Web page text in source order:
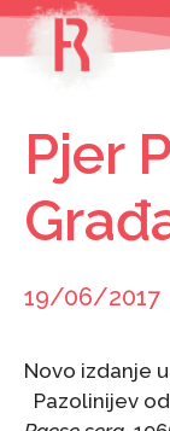
Skip
content
MENU
Pjer
19/06/2017
Novo izdanje
Pazolinijev